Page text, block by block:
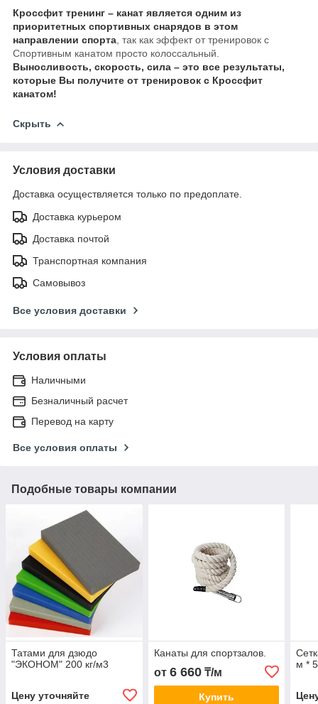
Кроссфит тренинг – канат является одним из
приоритетных спортивных снарядов в этом
направлении спорта , так как эффект от тренировок с
Спортивным канатом просто колоссальный.
Выносливость, скорость, сила – это все результаты,
которые Вы получите от тренировок с Кроссфит
канатом!
Скрыть
Условия доставки
Доставка осуществляется только по предоплате.
Доставка курьером
Доставка почтой
Транспортная компания
Самовывоз
Все условия доставки
Условия оплаты
Наличными
Безналичный расчет
Перевод на карту
Все условия оплаты
Подобные товары компании
Татами для дзюдо
"ЭКОНОМ" 200 кг/м3
Цену уточняйте
Канаты для спортзалов.
от 6 660₸/м
Купить
м *